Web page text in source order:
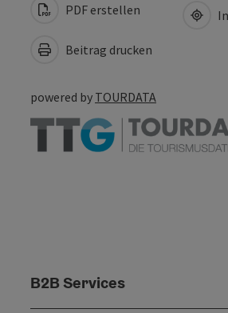
PDF erstellen
Beitrag drucken
powered by TOURDATA
B2B Services